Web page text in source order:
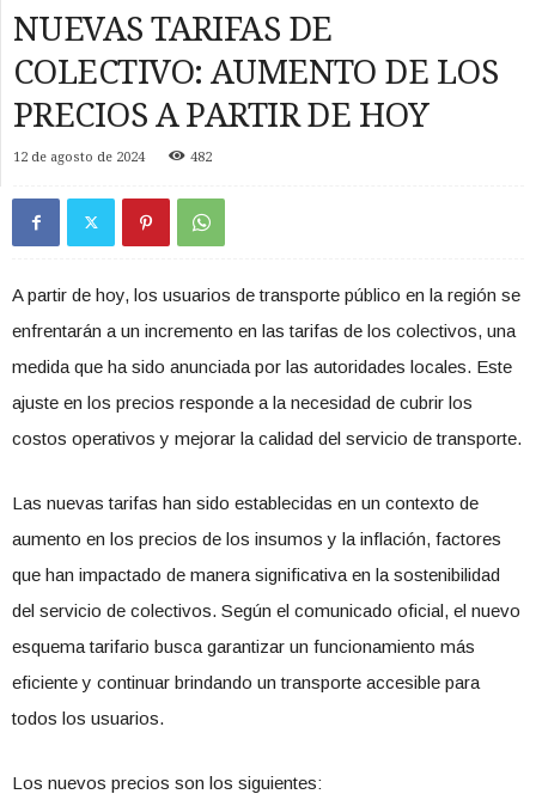
NUEVAS TARIFAS DE
COLECTIVO: AUMENTO DE LOS
PRECIOS A PARTIR DE HOY
12 de agosto de 2024 482
A partir de hoy, los usuarios de transporte público en la región se
enfrentarán a un incremento en las tarifas de los colectivos, una
medida que ha sido anunciada por las autoridades locales. Este
ajuste en los precios responde a la necesidad de cubrir los
costos operativos y mejorar la calidad del servicio de transporte.
Las nuevas tarifas han sido establecidas en un contexto de
aumento en los precios de los insumos y la inflación, factores
que han impactado de manera significativa en la sostenibilidad
del servicio de colectivos. Según el comunicado oficial, el nuevo
esquema tarifario busca garantizar un funcionamiento más
eficiente y continuar brindando un transporte accesible para
todos los usuarios.
Los nuevos precios son los siguientes: